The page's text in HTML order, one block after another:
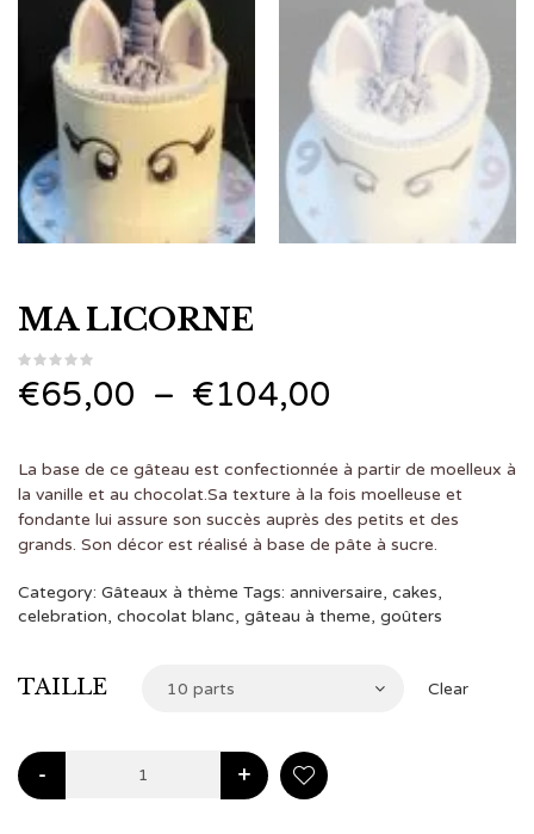
MA LICORNE
€65,00 – €104,00
prix :
€65,00
à
La base de ce gâteau est confectionnée à partir de moelleux à
la vanille et au chocolat.Sa texture à la fois moelleuse et
fondante lui assure son succès auprès des petits et des
grands. Son décor est réalisé à base de pâte à sucre.
Category: Gâteaux à thème Tags: anniversaire, cakes,
celebration, chocolat blanc, gâteau à theme, goûters
TAILLE 10 parts Clear
- +